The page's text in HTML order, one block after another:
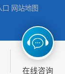
口 网站地图
在线咨询